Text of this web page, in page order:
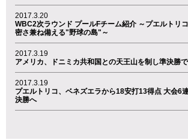
2017.3.20
WBC2次ラウンド プールFチーム紹介 ～プエルトリ
密さ兼ね備える"野球の島"～
2017.3.19
アメリカ、ドニミカ共和国との天王山を制し準決勝
2017.3.19
プエルトリコ、ベネズエラから18安打13得点 大会6
決勝へ